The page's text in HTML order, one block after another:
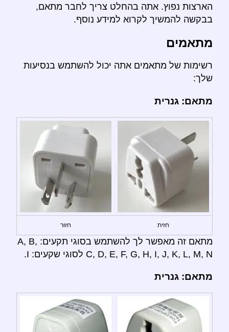
הארצות נפוץ. אתה בהחלט צריך לחבר מתאם,
בבקשה להמשיך לקרוא למידע נוסף.
מתאמים
רשימות של מתאמים אתה יכול להשתמש בנסיעות
שלך:
מתאם: גנרית
חזית חזור
מתאם זה מאפשר לך להשתמש בסוגי תקעים: A, B,
C, D, E, F, G, H, I, J, K, L, M, N לסוגי שקעים: I.
מתאם: גנרית